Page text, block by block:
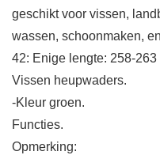
geschikt voor vissen,
wassen, schoonmaken,
42: Enige lengte: 258-263
Vissen heupwaders.
-Kleur groen.
Functies.
Opmerking: